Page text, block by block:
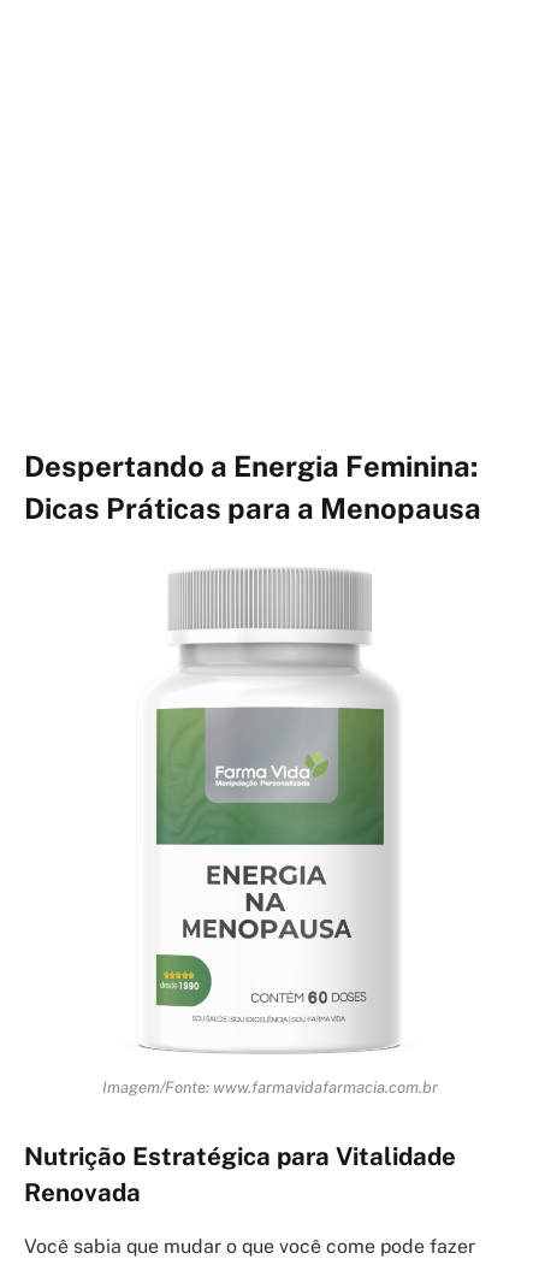
Despertando a Energia Feminina:
Dicas Práticas para a Menopausa
Imagem/Fonte: www.farmavidafarmacia.com.br
Nutrição Estratégica para Vitalidade
Renovada
Você sabia que mudar o que você come pode fazer